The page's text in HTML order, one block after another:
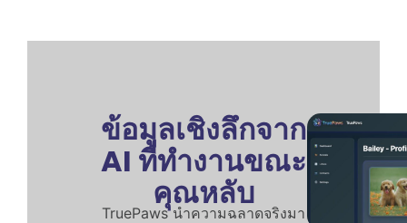
ข้อมูลเชิงลึกจาก
AI ที่ทำงานขณะ
คุณหลับ
TruePaws นำความฉลาดจริงมา